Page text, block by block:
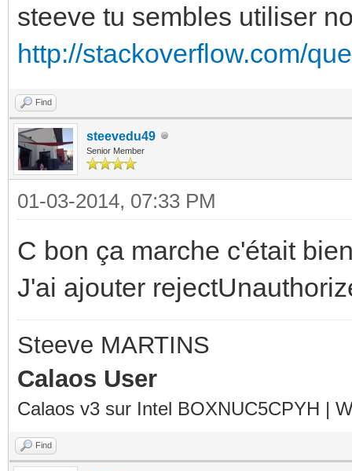
steeve tu sembles utiliser
http://stackoverflow.com/
Find
steevedu49
Senior Member
01-03-2014, 07:33 PM
C bon ça marche c'était
J'ai ajouter
Steeve MARTINS
Calaos User
Calaos v3 sur Intel BOXNUC5CPYH |
Find